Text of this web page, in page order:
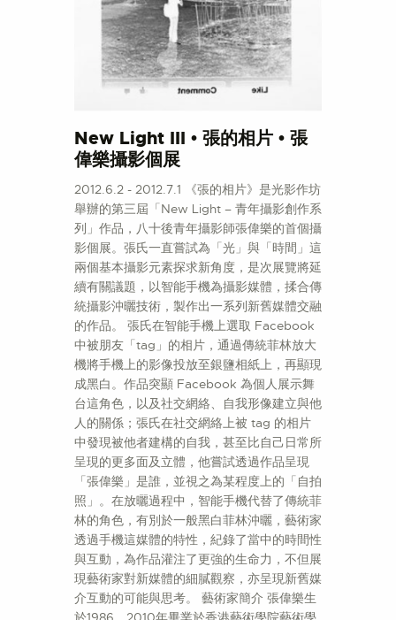
New Light III • 張的相片 • 張
偉樂攝影個展
2012.6.2 - 2012.7.1 《張的相片》是光影作坊
舉辦的第三屆「New Light – 青年攝影創作系
列」作品，八十後青年攝影師張偉樂的首個攝
影個展。張氏一直嘗試為「光」與「時間」這
兩個基本攝影元素探求新角度，是次展覽將延
續有關議題，以智能手機為攝影媒體，揉合傳
統攝影沖曬技術，製作出一系列新舊媒體交融
的作品。 張氏在智能手機上選取 Facebook
中被朋友「tag」的相片，通過傳統菲林放大
機將手機上的影像投放至銀鹽相紙上，再顯現
成黑白。作品突顯 Facebook 為個人展示舞
台這角色，以及社交網絡、自我形像建立與他
人的關係；張氏在社交網絡上被 tag 的相片
中發現被他者建構的自我，甚至比自己日常所
呈現的更多面及立體，他嘗試透過作品呈現
「張偉樂」是誰，並視之為某程度上的「自拍
照」。在放曬過程中，智能手機代替了傳統菲
林的角色，有別於一般黑白菲林沖曬，藝術家
透過手機這媒體的特性，紀錄了當中的時間性
與互動，為作品灌注了更強的生命力，不但展
現藝術家對新媒體的細膩觀察，亦呈現新舊媒
介互動的可能與思考。 藝術家簡介 張偉樂生